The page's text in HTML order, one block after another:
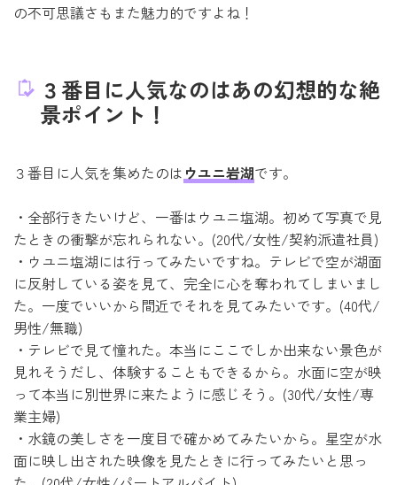
の不可思議さもまた魅力的ですよね！
３番目に人気なのはあの幻想的な絶
景ポイント！
３番目に人気を集めたのは ウユニ岩湖です。
・全部行きたいけど、一番はウユニ塩湖。初めて写真で見
たときの衝撃が忘れられない。(20代/女性/契約派遣社員)
・ウユニ塩湖には行ってみたいですね。テレビで空が湖面
に反射している姿を見て、完全に心を奪われてしまいまし
た。一度でいいから間近でそれを見てみたいです。(40代/
男性/無職)
・テレビで見て憧れた。本当にここでしか出来ない景色が
見れそうだし、体験することもできるから。水面に空が映
って本当に別世界に来たように感じそう。(30代/女性/専
業主婦)
・水鏡の美しさを一度目で確かめてみたいから。星空が水
面に映し出された映像を見たときに行ってみたいと思っ